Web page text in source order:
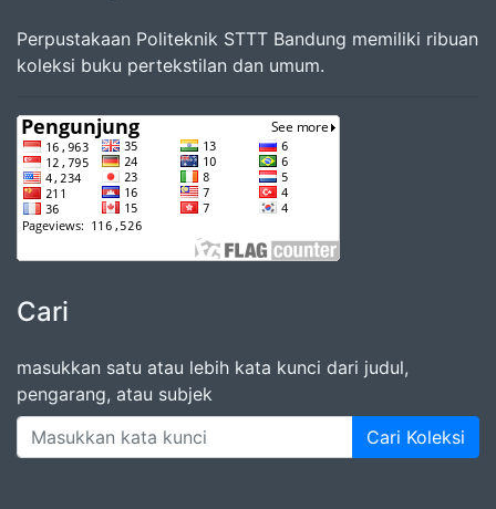
Perpustakaan Politeknik STTT Bandung memiliki ribuan
koleksi buku pertekstilan dan umum.
Cari
masukkan satu atau lebih kata kunci dari judul,
pengarang, atau subjek
Cari Koleksi